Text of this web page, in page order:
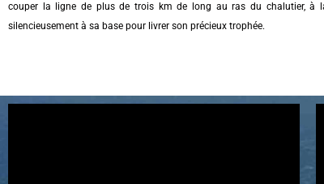
couper la ligne de plus de trois km de long au ras du chalutier, à
silencieusement à sa base pour livrer son précieux trophée.